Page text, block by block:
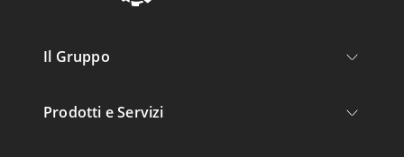
Il Gruppo
Prodotti e Servizi